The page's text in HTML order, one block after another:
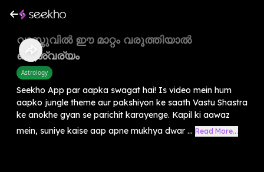
വാസ്തുവിൽ ഈ മാറ്റം വരുത്തിയാൽ
ഐശ്വര്യം
Astrology
Seekho App par aapka swagat hai! Is video mein hum
aapko jungle theme aur pakshiyon ke saath Vastu Shastra
ke anokhe gyan se parichit karayenge. Kapil ki aawaz
mein, suniye kaise aap apne mukhya dwar ... Read More...